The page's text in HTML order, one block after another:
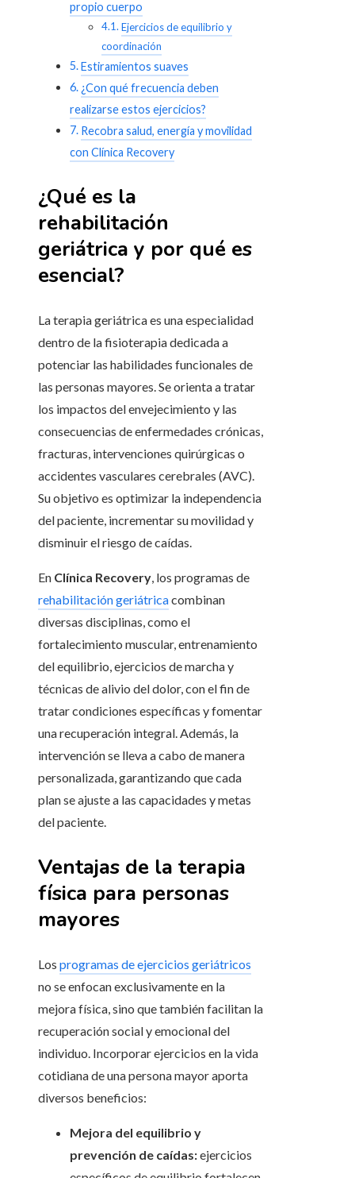
propio cuerpo
Ejercicios de equilibrio y
coordinación
Estiramientos suaves
¿Con qué frecuencia deben
realizarse estos ejercicios?
Recobra salud, energía y movilidad
con Clínica Recovery
¿Qué es la
rehabilitación
geriátrica y por qué es
esencial?
La terapia geriátrica es una especialidad
dentro de la fisioterapia dedicada a
potenciar las habilidades funcionales de
las personas mayores. Se orienta a tratar
los impactos del envejecimiento y las
consecuencias de enfermedades crónicas,
fracturas, intervenciones quirúrgicas o
accidentes vasculares cerebrales (AVC).
Su objetivo es optimizar la independencia
del paciente, incrementar su movilidad y
disminuir el riesgo de caídas.
En Clínica Recovery , los programas de
rehabilitación geriátricacombinan
diversas disciplinas, como el
fortalecimiento muscular, entrenamiento
del equilibrio, ejercicios de marcha y
técnicas de alivio del dolor, con el fin de
tratar condiciones específicas y fomentar
una recuperación integral. Además, la
intervención se lleva a cabo de manera
personalizada, garantizando que cada
plan se ajuste a las capacidades y metas
del paciente.
Ventajas de la terapia
física para personas
mayores
Los programas de ejercicios geriátricos
no se enfocan exclusivamente en la
mejora física, sino que también facilitan la
recuperación social y emocional del
individuo. Incorporar ejercicios en la vida
cotidiana de una persona mayor aporta
diversos beneficios:
Mejora del equilibrio y
prevención de caídas:ejercicios